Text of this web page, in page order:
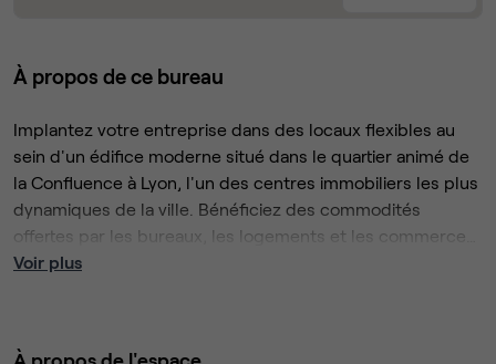
À propos de ce bureau
Implantez votre entreprise dans des locaux flexibles au
sein d'un édifice moderne situé dans le quartier animé de
la Confluence à Lyon, l'un des centres immobiliers les plus
dynamiques de la ville. Bénéficiez des commodités
offertes par les bureaux, les logements et les commerces
à proximité. L'accès est aisé via l'autoroute A7 ou en bus
Voir plus